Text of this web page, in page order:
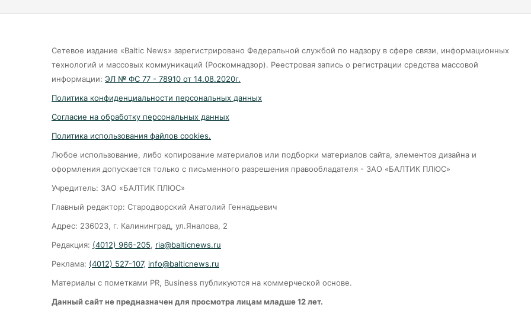
Сетевое издание «Baltic News» зарегистрировано Федеральной службой по надзору в сфере связи, информационных
технологий и массовых коммуникаций (Роскомнадзор). Реестровая запись о регистрации средства массовой
информации: ЭЛ № ФС 77 - 78910 от 14.08.2020г.
Политика конфиденциальности персональных данных
Согласие на обработку персональных данных
Политика использования файлов cookies.
Любое использование, либо копирование материалов или подборки материалов сайта, элементов дизайна и
оформления допускается только с письменного разрешения правообладателя - ЗАО «БАЛТИК ПЛЮС»
Учредитель: ЗАО «БАЛТИК ПЛЮС»
Главный редактор: Стародворский Анатолий Геннадьевич
Адрес: 236023, г. Калининград, ул.Яналова, 2
Редакция: (4012) 966-205, ria@balticnews.ru
Реклама: (4012) 527-107, info@balticnews.ru
Материалы с пометками PR, Business публикуются на коммерческой основе.
Данный сайт не предназначен для просмотра лицам младше 12 лет.